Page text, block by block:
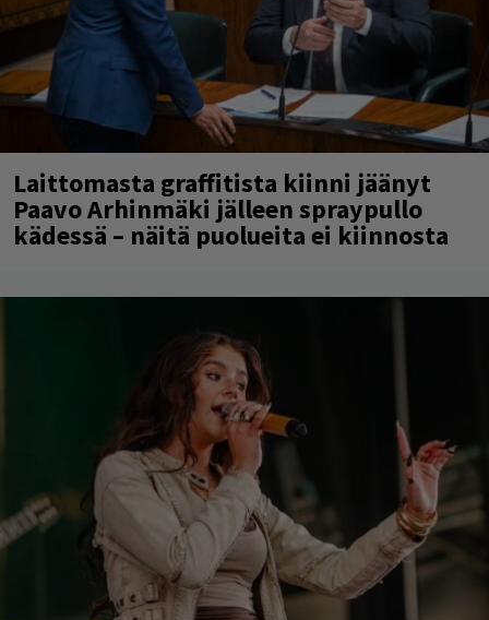
Laittomasta graffitista kiinni jäänyt
Paavo Arhinmäki jälleen spraypullo
kädessä – näitä puolueita ei kiinnosta